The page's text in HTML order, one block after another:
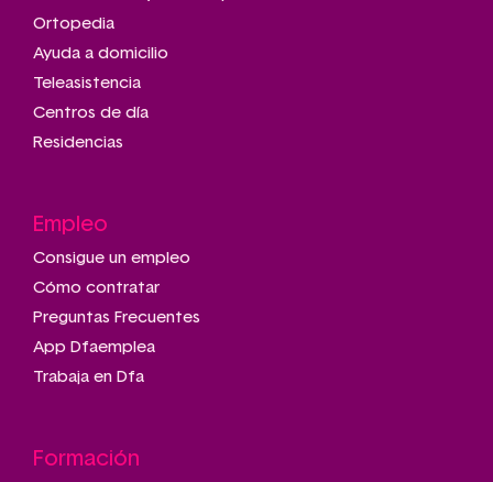
Ortopedia
Ayuda a domicilio
Teleasistencia
Centros de día
Residencias
Empleo
Consigue un empleo
Cómo contratar
Preguntas Frecuentes
App Dfaemplea
Trabaja en Dfa
Formación